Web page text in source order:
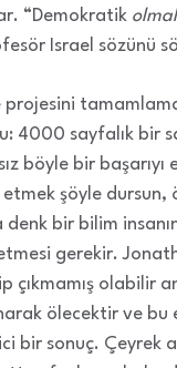
“Demokratik
Israel sözünü
projesini
4000 sayfalık bir
böyle bir
şöyle dursun,
denk bir bilim
gerekir.
çıkmamış olabilir
ölecektir ve bu
bir sonuç. Çeyrek